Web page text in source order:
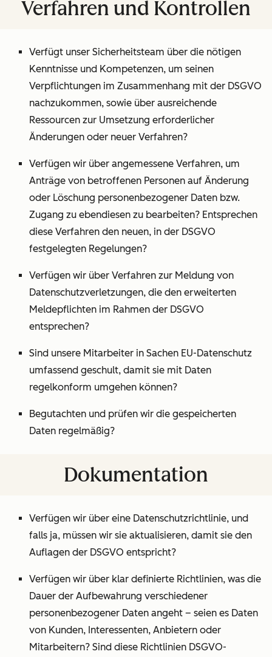
Verfahren und Kontrollen
Verfügt unser Sicherheitsteam über die nötigen
Kenntnisse und Kompetenzen, um seinen
Verpflichtungen im Zusammenhang mit der DSGVO
nachzukommen, sowie über ausreichende
Ressourcen zur Umsetzung erforderlicher
Änderungen oder neuer Verfahren?
Verfügen wir über angemessene Verfahren, um
Anträge von betroffenen Personen auf Änderung
oder Löschung personenbezogener Daten bzw.
Zugang zu ebendiesen zu bearbeiten? Entsprechen
diese Verfahren den neuen, in der DSGVO
festgelegten Regelungen?
Verfügen wir über Verfahren zur Meldung von
Datenschutzverletzungen, die den erweiterten
Meldepflichten im Rahmen der DSGVO
entsprechen?
Sind unsere Mitarbeiter in Sachen EU-Datenschutz
umfassend geschult, damit sie mit Daten
regelkonform umgehen können?
Begutachten und prüfen wir die gespeicherten
Daten regelmäßig?
Dokumentation
Verfügen wir über eine Datenschutzrichtlinie, und
falls ja, müssen wir sie aktualisieren, damit sie den
Auflagen der DSGVO entspricht?
Verfügen wir über klar definierte Richtlinien, was die
Dauer der Aufbewahrung verschiedener
personenbezogener Daten angeht – seien es Daten
von Kunden, Interessenten, Anbietern oder
Mitarbeitern? Sind diese Richtlinien DSGVO-